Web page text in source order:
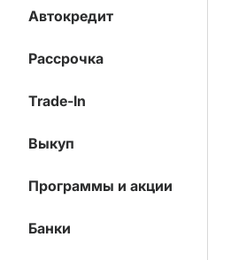
Автокредит
Рассрочка
Trade-In
Выкуп
Программы и акции
Банки